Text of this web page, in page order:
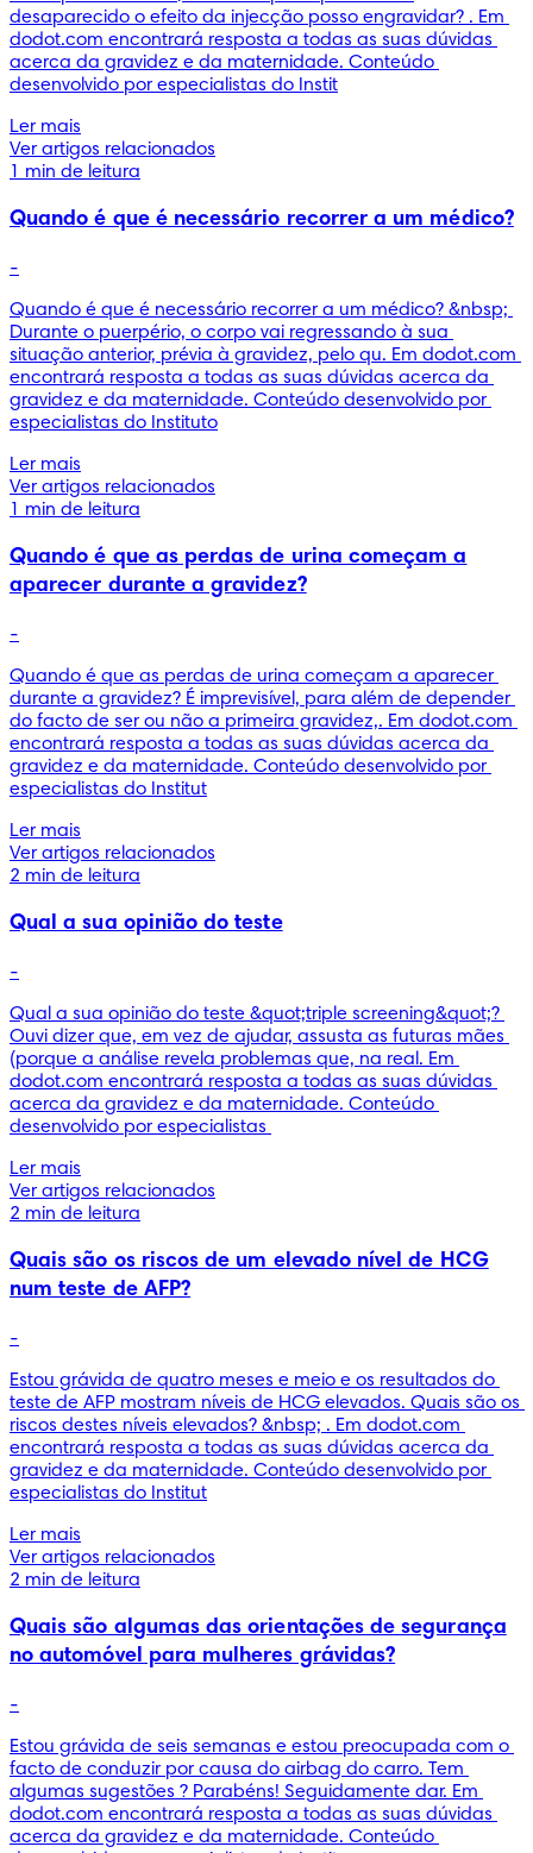
desaparecido o efeito da injecção posso engravidar? . Em
dodot.com encontrará resposta a todas as suas dúvidas
acerca da gravidez e da maternidade. Conteúdo
desenvolvido por especialistas do Instit
Ler mais
Ver artigos relacionados
1 min de leitura
Quando é que é necessário recorrer a um médico?
-
Quando é que é necessário recorrer a um médico? &nbsp;
Durante o puerpério, o corpo vai regressando à sua
situação anterior, prévia à gravidez, pelo qu. Em dodot.com
encontrará resposta a todas as suas dúvidas acerca da
gravidez e da maternidade. Conteúdo desenvolvido por
especialistas do Instituto
Ler mais
Ver artigos relacionados
1 min de leitura
Quando é que as perdas de urina começam a
aparecer durante a gravidez?
-
Quando é que as perdas de urina começam a aparecer
durante a gravidez? É imprevisível, para além de depender
do facto de ser ou não a primeira gravidez,. Em dodot.com
encontrará resposta a todas as suas dúvidas acerca da
gravidez e da maternidade. Conteúdo desenvolvido por
especialistas do Institut
Ler mais
Ver artigos relacionados
2 min de leitura
Qual a sua opinião do teste
-
Qual a sua opinião do teste &quot;triple screening&quot;?
Ouvi dizer que, em vez de ajudar, assusta as futuras mães
(porque a análise revela problemas que, na real. Em
dodot.com encontrará resposta a todas as suas dúvidas
acerca da gravidez e da maternidade. Conteúdo
desenvolvido por especialistas
Ler mais
Ver artigos relacionados
2 min de leitura
Quais são os riscos de um elevado nível de HCG
num teste de AFP?
-
Estou grávida de quatro meses e meio e os resultados do
teste de AFP mostram níveis de HCG elevados. Quais são os
riscos destes níveis elevados? &nbsp; . Em dodot.com
encontrará resposta a todas as suas dúvidas acerca da
gravidez e da maternidade. Conteúdo desenvolvido por
especialistas do Institut
Ler mais
Ver artigos relacionados
2 min de leitura
Quais são algumas das orientações de segurança
no automóvel para mulheres grávidas?
-
Estou grávida de seis semanas e estou preocupada com o
facto de conduzir por causa do airbag do carro. Tem
algumas sugestões ? Parabéns! Seguidamente dar. Em
dodot.com encontrará resposta a todas as suas dúvidas
acerca da gravidez e da maternidade. Conteúdo